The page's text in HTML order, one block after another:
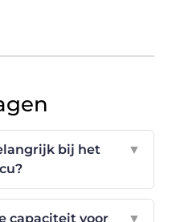
bij het
▼
capaciteit voor ▼